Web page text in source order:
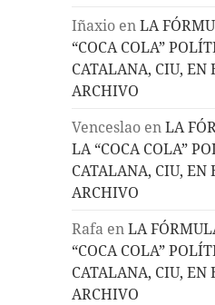
Iñaxio enLA
“COCA COLA”
CATALANA, CIU, EN
ARCHIVO
Venceslao enLA
LA “COCA COLA”
CATALANA, CIU, EN
ARCHIVO
Rafa enLA
“COCA COLA”
CATALANA, CIU, EN
ARCHIVO